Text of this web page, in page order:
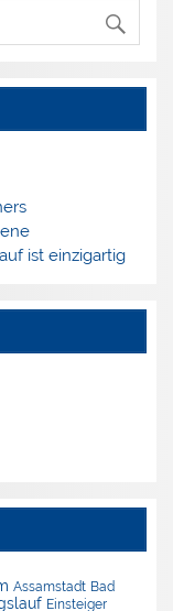
ist einzigartig
Assamstadt Bad
Einsteiger